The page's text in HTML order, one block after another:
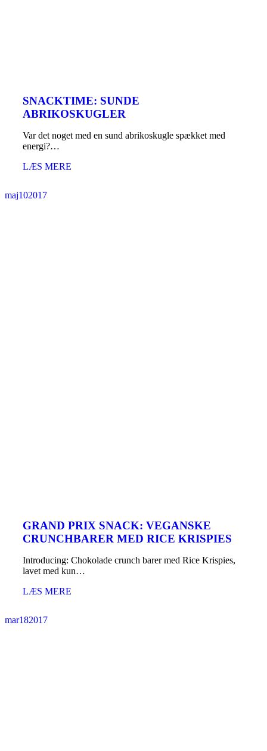
SNACKTIME: SUNDE
ABRIKOSKUGLER
Var det noget med en sund abrikoskugle spækket med
energi?…
LÆS MERE
maj102017
GRAND PRIX SNACK: VEGANSKE
CRUNCHBARER MED RICE KRISPIES
Introducing: Chokolade crunch barer med Rice Krispies,
lavet med kun…
LÆS MERE
mar182017